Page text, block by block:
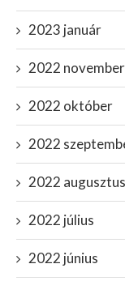
2023 január
2022 november
2022 október
2022
2022 augusztus
2022 július
2022 június